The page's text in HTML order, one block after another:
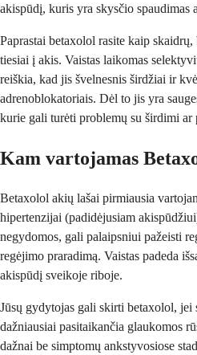
akispūdį, kuris yra skysčio spaudimas
Paprastai betaxolol rasite kaip
tiesiai į akis. Vaistas laikomas
reiškia, kad jis švelnesnis širdžiai ir
adrenoblokatoriais. Dėl to jis yra
kurie gali turėti problemų su širdimi ar
Kam vartojamas
Betaxolol akių lašai pirmiausia
hipertenzijai (padidėjusiam
negydomos, gali palaipsniui pažeisti
regėjimo praradimą. Vaistas padeda
akispūdį sveikoje riboje.
Jūsų gydytojas gali skirti betaxolol, jei
dažniausiai pasitaikančia glaukomos
dažnai be simptomų ankstyvosiose